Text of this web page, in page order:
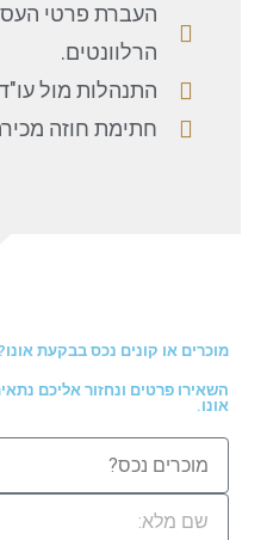
העברת פרטי
הרלוונטים.
התנהלות מול
חתימת חוזה
מוכרים או קונים נכס בבקעת
השאירו פרטים ונחזור אליכם
אונו.